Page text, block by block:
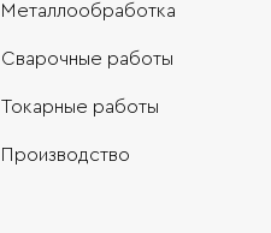
Металлообработка
Сварочные работы
Токарные работы
Производство